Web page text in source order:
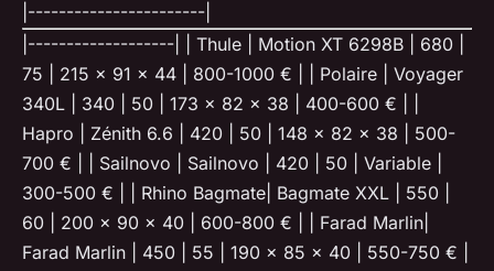
|-----------------------|
|-------------------| | Thule | Motion XT 6298B | 680 |
75 | 215 x 91 x 44 | 800-1000 € | | Polaire | Voyager
340L | 340 | 50 | 173 x 82 x 38 | 400-600 € | |
Hapro | Zénith 6.6 | 420 | 50 | 148 x 82 x 38 | 500-
700 € | | Sailnovo | Sailnovo | 420 | 50 | Variable |
300-500 € | | Rhino Bagmate| Bagmate XXL | 550 |
60 | 200 x 90 x 40 | 600-800 € | | Farad Marlin|
Farad Marlin | 450 | 55 | 190 x 85 x 40 | 550-750 € |